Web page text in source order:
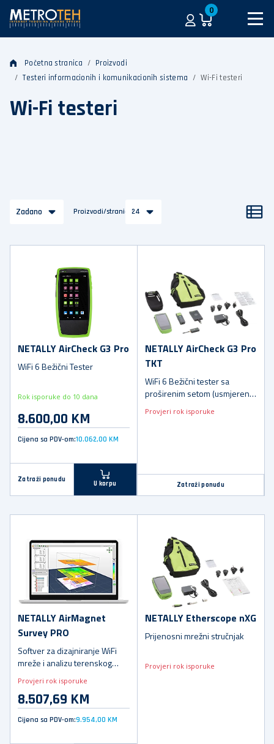
0
Početna stranica
Proizvodi
Testeri informacionih i komunikacionih sistema
Wi-Fi testeri
Wi-Fi testeri
Zadano Proizvodi/stranica24
NETALLY AirCheck G3 Pro
WiFi 6 Bežični Tester
Rok isporuke do 10 dana
8.600,00 KM
Cijena sa PDV-om:10.062,00 KM
Zatraži ponudu
U korpu
NETALLY AirCheck G3 Pro
TKT
WiFi 6 Bežični tester sa
proširenim setom (usmjerena
antena, futrolom, NXT-1000
analizatorom spektra i test
Provjeri rok isporuke
Zatraži ponudu
NETALLY AirMagnet
Survey PRO
Softver za dizajniranje WiFi
mreže i analizu terenskog
istraživanja
Provjeri rok isporuke
8.507,69 KM
Cijena sa PDV-om:9.954,00 KM
NETALLY Etherscope nXG
Prijenosni mrežni stručnjak
Provjeri rok isporuke